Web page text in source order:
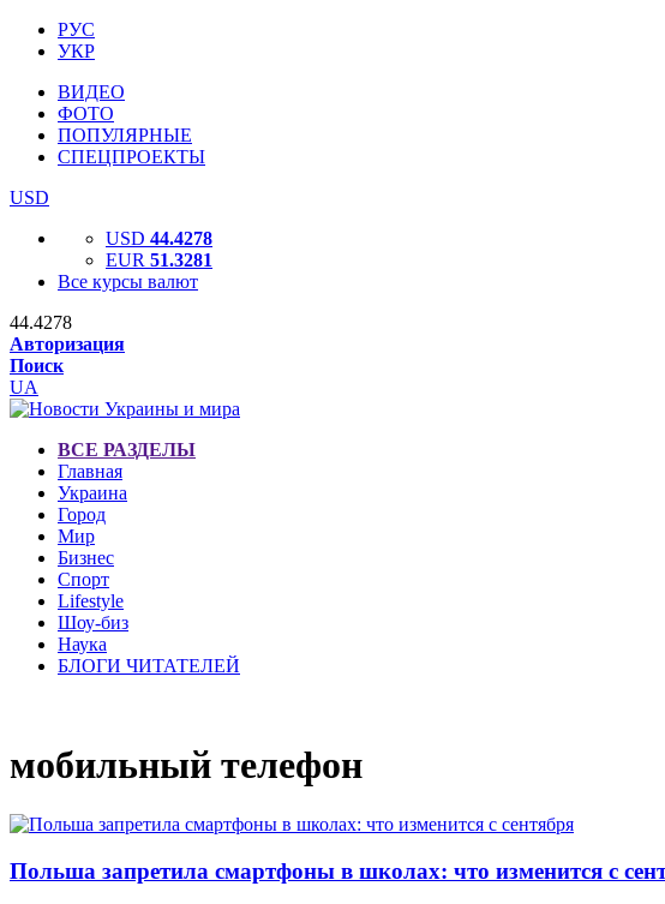
РУС
УКР
ВИДЕО
ФОТО
ПОПУЛЯРНЫЕ
СПЕЦПРОЕКТЫ
USD
USD 44.4278
EUR 51.3281
Все курсы валют
44.4278
Авторизация
Поиск
UA
ВСЕ РАЗДЕЛЫ
Главная
Украина
Город
Мир
Бизнес
Спорт
Lifestyle
Шоу-биз
Наука
БЛОГИ ЧИТАТЕЛЕЙ
мобильный телефон
Польша запретила смартфоны в школах: что изменится с